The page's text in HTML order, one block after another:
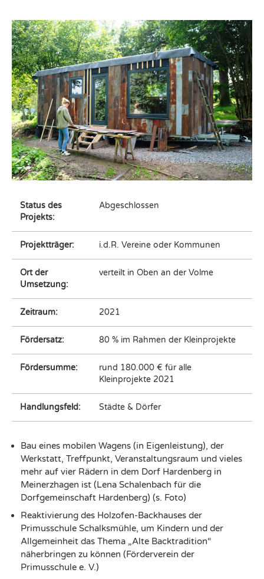
Status des
Projekts:
Abgeschlossen
Projektträger: i.d.R. Vereine oder Kommunen
Ort der
Umsetzung:
verteilt in Oben an der Volme
Zeitraum: 2021
Fördersatz: 80 % im Rahmen der Kleinprojekte
Fördersumme:
rund 180.000 € für alle
Kleinprojekte 2021
Handlungsfeld: Städte & Dörfer
Bau eines mobilen Wagens (in Eigenleistung), der
Werkstatt, Treffpunkt, Veranstaltungsraum und vieles
mehr auf vier Rädern in dem Dorf Hardenberg in
Meinerzhagen ist (Lena Schalenbach für die
Dorfgemeinschaft Hardenberg) (s. Foto)
Reaktivierung des Holzofen-Backhauses der
Primusschule Schalksmühle, um Kindern und der
Allgemeinheit das Thema „Alte Backtradition“
näherbringen zu können (Förderverein der
Primusschule e. V.)